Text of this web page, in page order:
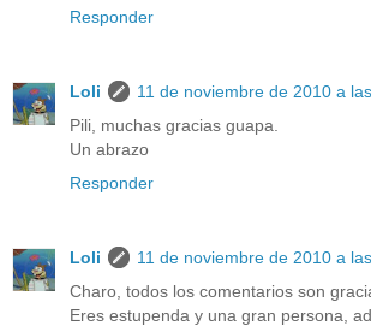
Responder
Loli
11 de noviembre de 2010 a
Pili, muchas gracias guapa.
Un abrazo
Responder
Loli
11 de noviembre de 2010 a
Charo, todos los comentarios son
Eres estupenda y una gran persona,